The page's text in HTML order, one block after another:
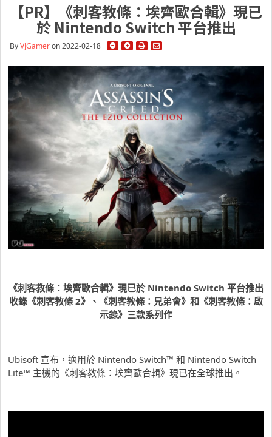
【PR】《刺客教條：埃齊歐合輯》現已
於 Nintendo Switch 平台推出
ByVJGameron 2022-02-18
《刺客教條：埃齊歐合輯》現已於 Nintendo Switch 平台推出
收錄《刺客教條 2》、《刺客教條：兄弟會》和《刺客教條：啟
示錄》三款系列作
Ubisoft 宣布，適用於 Nintendo Switch™ 和 Nintendo Switch
Lite™ 主機的《刺客教條：埃齊歐合輯》現已在全球推出。